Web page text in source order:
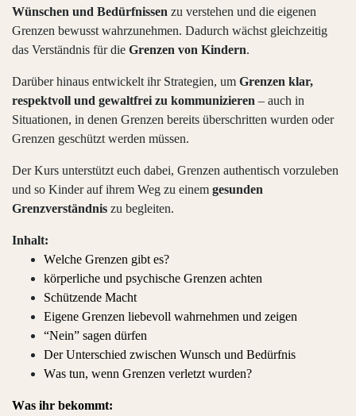
Wünschen und Bedürfnissen zu verstehen und die eigenen
Grenzen bewusst wahrzunehmen. Dadurch wächst gleichzeitig
das Verständnis für die Grenzen von Kindern.
Darüber hinaus entwickelt ihr Strategien, um Grenzen klar,
respektvoll und gewaltfrei zu kommunizieren – auch in
Situationen, in denen Grenzen bereits überschritten wurden oder
Grenzen geschützt werden müssen.
Der Kurs unterstützt euch dabei, Grenzen authentisch vorzuleben
und so Kinder auf ihrem Weg zu einem gesunden
Grenzverständnis zu begleiten.
Inhalt:
Welche Grenzen gibt es?
körperliche und psychische Grenzen achten
Schützende Macht
Eigene Grenzen liebevoll wahrnehmen und zeigen
“Nein” sagen dürfen
Der Unterschied zwischen Wunsch und Bedürfnis
Was tun, wenn Grenzen verletzt wurden?
Was ihr bekommt: